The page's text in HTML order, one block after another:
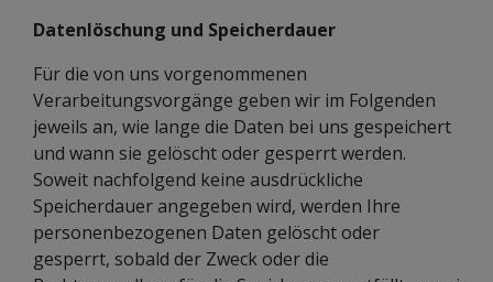
Datenlöschung und Speicherdauer
Für die von uns vorgenommenen
Verarbeitungsvorgänge geben wir im Folgenden
jeweils an, wie lange die Daten bei uns gespeichert
und wann sie gelöscht oder gesperrt werden.
Soweit nachfolgend keine ausdrückliche
Speicherdauer angegeben wird, werden Ihre
personenbezogenen Daten gelöscht oder
gesperrt, sobald der Zweck oder die